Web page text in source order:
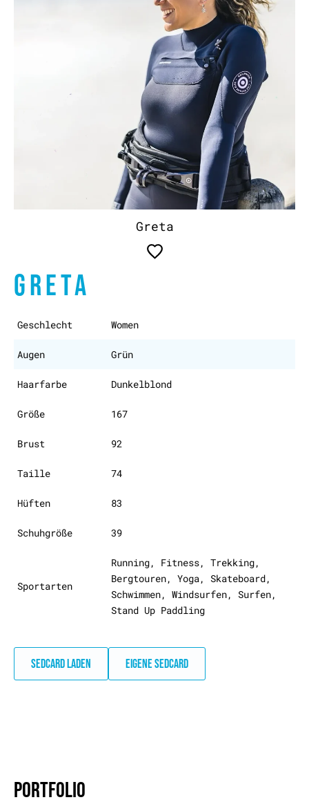
Greta
GRETA
Geschlecht Women
Augen Grün
Haarfarbe Dunkelblond
Größe 167
Brust 92
Taille 74
Hüften 83
Schuhgröße 39
Sportarten
Running, Fitness, Trekking,
Bergtouren, Yoga, Skateboard,
Schwimmen, Windsurfen, Surfen,
Stand Up Paddling
SEDCARD LADEN EIGENE SEDCARD
PORTFOLIO